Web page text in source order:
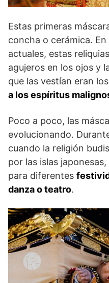
Estas primeras
concha o cerámica.
actuales, estas
agujeros en los ojos y
que las vestían eran
a los espíritus
Poco a poco, las
evolucionando.
cuando la religión
por las islas
para diferentes
danza o teatro.